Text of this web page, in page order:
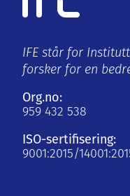
IFE står for
forsker for en
Org.no:
959 432 538
ISO-sertifisering:
9001:2015/